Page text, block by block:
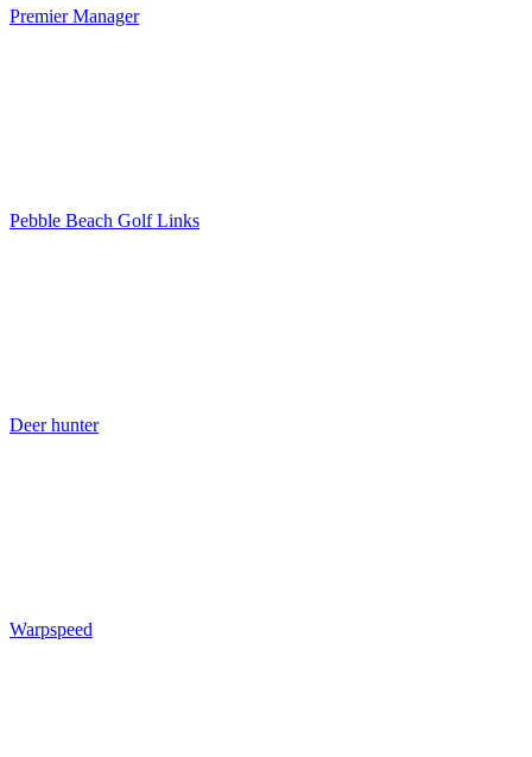
Premier Manager
Pebble Beach Golf Links
Deer hunter
Warpspeed